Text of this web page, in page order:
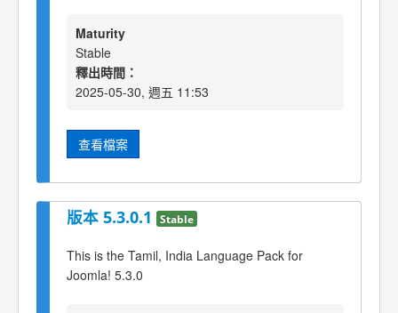
Maturity
Stable
釋出時間：
2025-05-30, 週五 11:53
查看檔案
版本 5.3.0.1 Stable
This is the Tamil, India Language Pack for
Joomla! 5.3.0